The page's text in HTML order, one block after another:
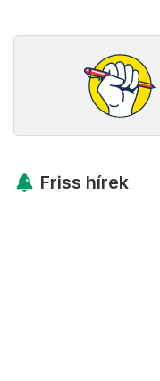
Friss hírek